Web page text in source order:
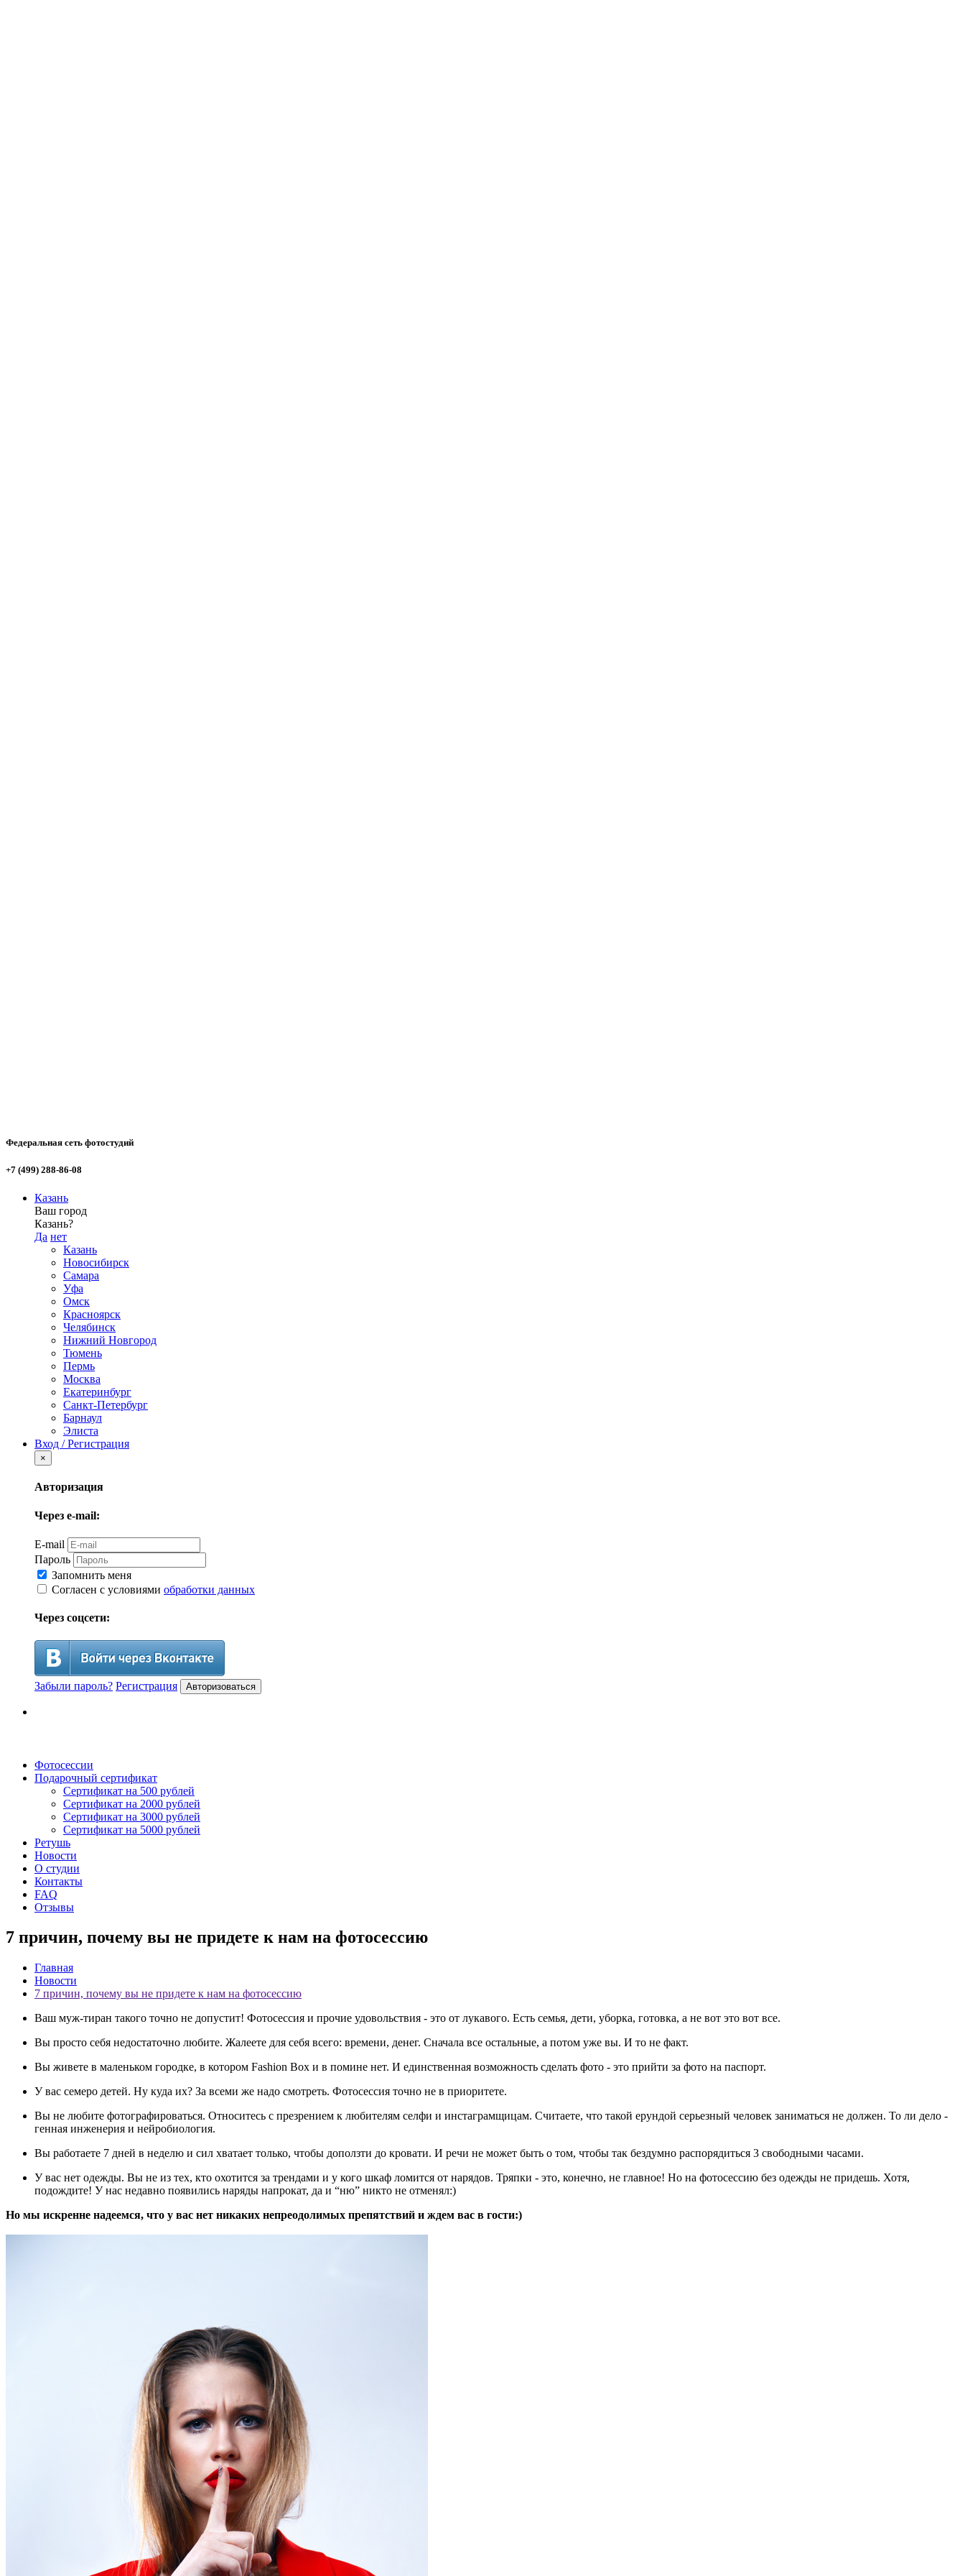
Федеральная сеть фотостудий
+7 (499) 288-86-08
Казань
Ваш город
Казань?
Да нет
Казань
Новосибирск
Самара
Уфа
Омск
Красноярск
Челябинск
Нижний Новгород
Тюмень
Пермь
Москва
Екатеринбург
Санкт-Петербург
Барнаул
Элиста
Вход / Регистрация
×
Авторизация
Через e-mail:
E-mail
Пароль
Запомнить меня
Согласен с условиями обработки данных
Через соцсети:
Забыли пароль? Регистрация Авторизоваться
Фотосессии
Подарочный сертификат
Сертификат на 500 рублей
Сертификат на 2000 рублей
Сертификат на 3000 рублей
Сертификат на 5000 рублей
Ретушь
Новости
О студии
Контакты
FAQ
Отзывы
7 причин, почему вы не придете к нам на фотосессию
Главная
Новости
7 причин, почему вы не придете к нам на фотосессию
Ваш муж-тиран такого точно не допустит! Фотосессия и прочие удовольствия - это от лукавого. Есть семья, дети, уборка, готовка, а не вот это вот все.
Вы просто себя недостаточно любите. Жалеете для себя всего: времени, денег. Сначала все остальные, а потом уже вы. И то не факт.
Вы живете в маленьком городке, в котором Fashion Box и в помине нет. И единственная возможность сделать фото - это прийти за фото на паспорт.
У вас семеро детей. Ну куда их? За всеми же надо смотреть. Фотосессия точно не в приоритете.
Вы не любите фотографироваться. Относитесь с презрением к любителям селфи и инстаграмщицам. Считаете, что такой ерундой серьезный человек заниматься не должен. То ли дело -
генная инженерия и нейробиология.
Вы работаете 7 дней в неделю и сил хватает только, чтобы доползти до кровати. И речи не может быть о том, чтобы так бездумно распорядиться 3 свободными часами.
У вас нет одежды. Вы не из тех, кто охотится за трендами и у кого шкаф ломится от нарядов. Тряпки - это, конечно, не главное! Но на фотосессию без одежды не придешь. Хотя,
подождите! У нас недавно появились наряды напрокат, да и “ню” никто не отменял:)
Но мы искренне надеемся, что у вас нет никаких непреодолимых препятствий и ждем вас в гости:)